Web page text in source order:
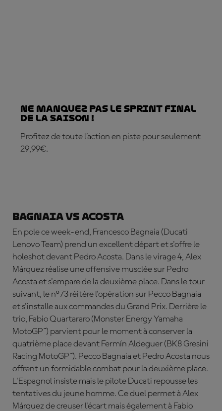
Ne manquez pas le sprint final
de la saison !
Profitez de toute l’action en piste pour seulement
29,99€.
Bagnaia vs Acosta
En pole ce week-end, Francesco Bagnaia (Ducati
Lenovo Team) prend un excellent départ et s'offre le
holeshot devant Pedro Acosta. Dans le virage 4, Alex
Márquez réalise une offensive musclée sur Pedro
Acosta et s'empare de la deuxième place. Dans le tour
suivant, le n°73 réitère l'opération sur Pecco Bagnaia
et s'installe aux commandes du Grand Prix. Derrière le
trio, Fabio Quartararo (Monster Energy Yamaha
MotoGP™) parvient pour le moment à conserver la
quatrième place devant Fermín Aldeguer (BK8 Gresini
Racing MotoGP™). Pecco Bagnaia et Pedro Acosta nous
offrent un formidable combat pour la deuxième place.
L'Espagnol insiste mais le pilote Ducati repousse les
tentatives du jeune homme. Ce duel permet à Alex
Márquez de creuser l'écart mais également à Fabio